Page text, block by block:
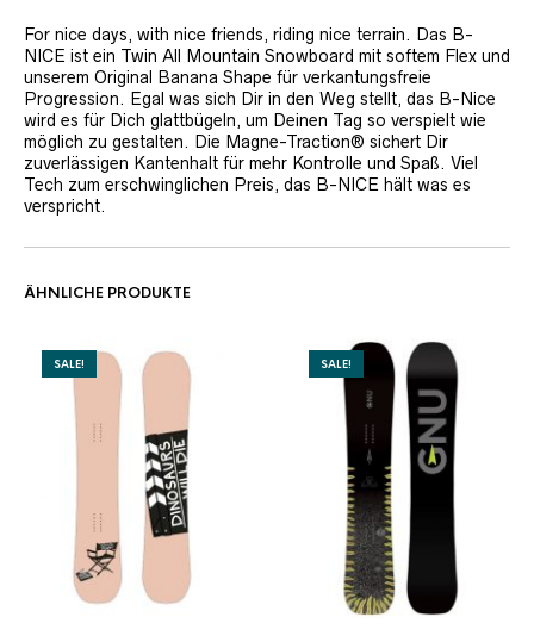
For nice days, with nice friends, riding nice terrain. Das B-
NICE ist ein Twin All Mountain Snowboard mit softem Flex und
unserem Original Banana Shape für verkantungsfreie
Progression. Egal was sich Dir in den Weg stellt, das B-Nice
wird es für Dich glattbügeln, um Deinen Tag so verspielt wie
möglich zu gestalten. Die Magne-Traction® sichert Dir
zuverlässigen Kantenhalt für mehr Kontrolle und Spaß. Viel
Tech zum erschwinglichen Preis, das B-NICE hält was es
verspricht.
ÄHNLICHE PRODUKTE
SALE! SALE!